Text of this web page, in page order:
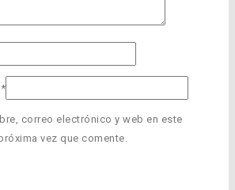
*
correo electrónico y web en este
vez que comente.